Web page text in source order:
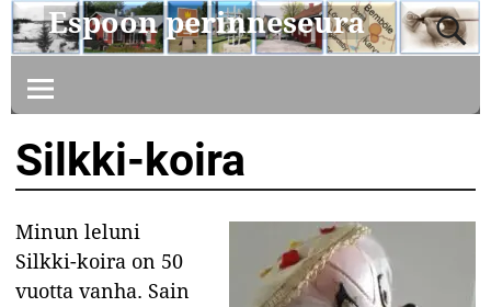
Espoon perinneseura
Silkki-koira
Minun leluni
Silkki-koira on 50
vuotta vanha. Sain